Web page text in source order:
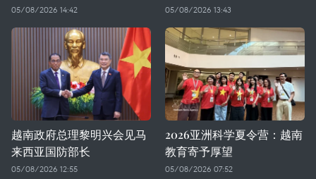
05/08/2026 14:42 05/08/2026 13:43
越南政府总理黎明兴会见马
来西亚国防部长
05/08/2026 12:55
2026亚洲科学夏令营：越南
教育寄予厚望
05/08/2026 07:52